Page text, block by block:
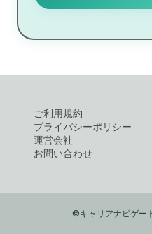
ご利用規約
プライバシーポリシー
運営会社
お問い合わせ
©キャリアナビゲー